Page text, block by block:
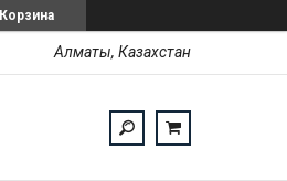
Корзина
Алматы, Казахстан